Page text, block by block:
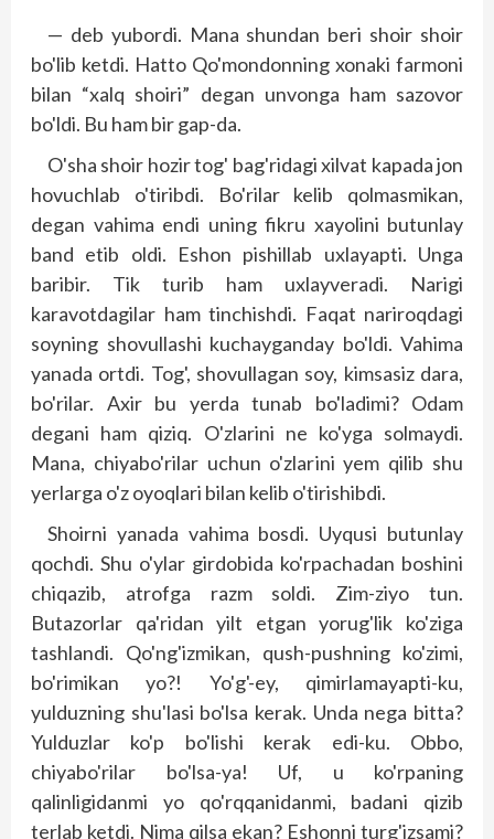
— deb yubordi. Mana shundan beri shoir shoir
bo'lib ketdi. Hatto Qo'mondonning xonaki farmoni
bilan “xalq shoiri” degan unvonga ham sazovor
bo'ldi. Bu ham bir gap-da.
O'sha shoir hozir tog' bag'ridagi xilvat kapada jon
hovuchlab o'tiribdi. Bo'rilar kelib qolmasmikan,
degan vahima endi uning fikru xayolini butunlay
band etib oldi. Eshon pishillab uxlayapti. Unga
baribir. Tik turib ham uxlayveradi. Narigi
karavotdagilar ham tinchishdi. Faqat nariroqdagi
soyning shovullashi kuchayganday bo'ldi. Vahima
yanada ortdi. Tog', shovullagan soy, kimsasiz dara,
bo'rilar. Axir bu yerda tunab bo'ladimi? Odam
degani ham qiziq. O'zlarini ne ko'yga solmaydi.
Mana, chiyabo'rilar uchun o'zlarini yem qilib shu
yerlarga o'z oyoqlari bilan kelib o'tirishibdi.
Shoirni yanada vahima bosdi. Uyqusi butunlay
qochdi. Shu o'ylar girdobida ko'rpachadan boshini
chiqazib, atrofga razm soldi. Zim-ziyo tun.
Butazorlar qa'ridan yilt etgan yorug'lik ko'ziga
tashlandi. Qo'ng'izmikan, qush-pushning ko'zimi,
bo'rimikan yo?! Yo'g'-ey, qimirlamayapti-ku,
yulduzning shu'lasi bo'lsa kerak. Unda nega bitta?
Yulduzlar ko'p bo'lishi kerak edi-ku. Obbo,
chiyabo'rilar bo'lsa-ya! Uf, u ko'rpaning
qalinligidanmi yo qo'rqqanidanmi, badani qizib
terlab ketdi. Nima qilsa ekan? Eshonni turg'izsami?